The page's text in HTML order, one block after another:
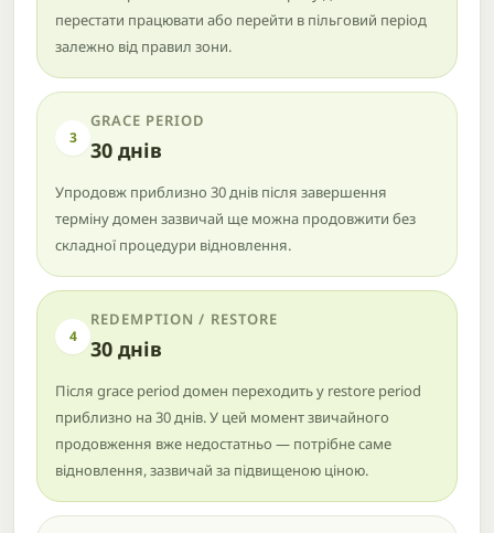
перестати працювати або перейти в пільговий період
залежно від правил зони.
3
GRACE PERIOD
30 днів
Упродовж приблизно 30 днів після завершення
терміну домен зазвичай ще можна продовжити без
складної процедури відновлення.
4
REDEMPTION / RESTORE
30 днів
Після grace period домен переходить у restore period
приблизно на 30 днів. У цей момент звичайного
продовження вже недостатньо — потрібне саме
відновлення, зазвичай за підвищеною ціною.